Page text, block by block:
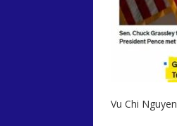
Vu Chi Nguyen